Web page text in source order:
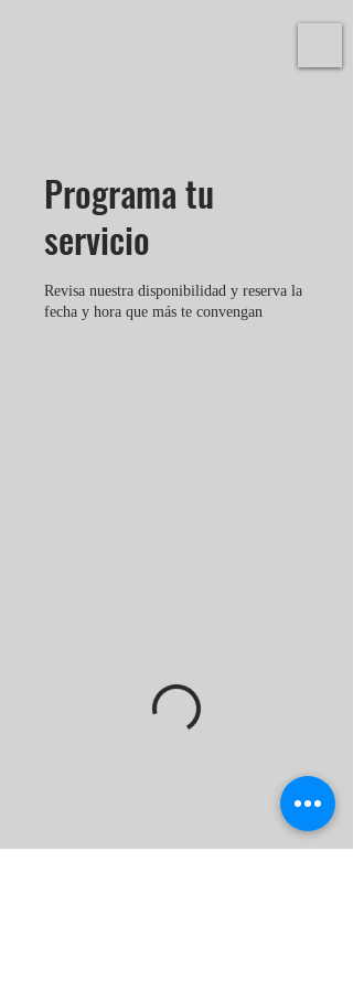
Programa tu
servicio
Revisa nuestra disponibilidad y reserva la
fecha y hora que más te convengan